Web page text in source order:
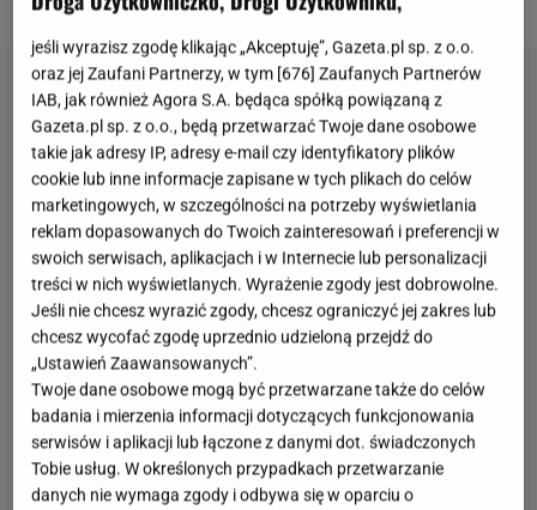
jeśli wyrazisz zgodę klikając „Akceptuję”, Gazeta.pl sp. z o.o.
oraz jej Zaufani Partnerzy, w tym [676] Zaufanych Partnerów
IAB, jak również Agora S.A. będąca spółką powiązaną z
Gazeta.pl sp. z o.o., będą przetwarzać Twoje dane osobowe
takie jak adresy IP, adresy e-mail czy identyfikatory plików
cookie lub inne informacje zapisane w tych plikach do celów
marketingowych, w szczególności na potrzeby wyświetlania
reklam dopasowanych do Twoich zainteresowań i preferencji w
swoich serwisach, aplikacjach i w Internecie lub personalizacji
treści w nich wyświetlanych. Wyrażenie zgody jest dobrowolne.
Jeśli nie chcesz wyrazić zgody, chcesz ograniczyć jej zakres lub
chcesz wycofać zgodę uprzednio udzieloną przejdź do
„Ustawień Zaawansowanych”.
Twoje dane osobowe mogą być przetwarzane także do celów
badania i mierzenia informacji dotyczących funkcjonowania
serwisów i aplikacji lub łączone z danymi dot. świadczonych
Tobie usług. W określonych przypadkach przetwarzanie
danych nie wymaga zgody i odbywa się w oparciu o